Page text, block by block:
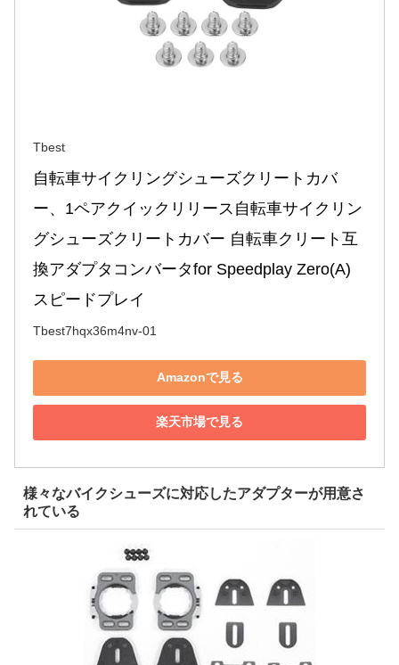
Tbest
自転車サイクリングシューズクリートカバ
ー、1ペアクイックリリース自転車サイクリン
グシューズクリートカバー 自転車クリート互
換アダプタコンバータfor Speedplay Zero(A)
スピードプレイ
Tbest7hqx36m4nv-01
Amazonで見る
楽天市場で見る
様々なバイクシューズに対応したアダプターが用意さ
れている